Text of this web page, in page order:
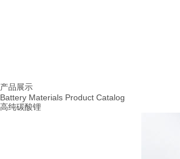
产品展示
Battery Materials Product Catalog
高纯碳酸锂